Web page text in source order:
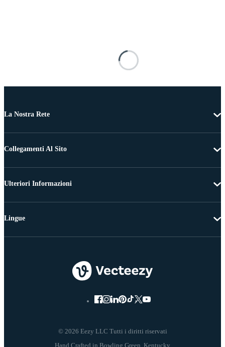
La Nostra Rete
Collegamenti Al Sito
Ulteriori Informazioni
© 2026 Eezy LLC Tutti i diritti riservati
Lingue